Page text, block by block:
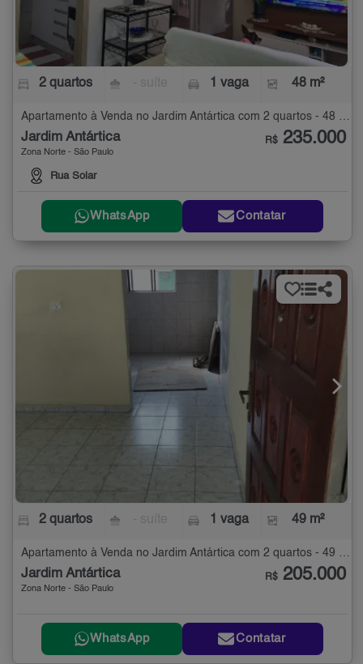
2 quartos 1 vaga 48 m²
Jardim Antártica
Zona Norte - São Paulo
Rua Solar
R$ 235.000
WhatsApp Contatar
2 quartos 1 vaga 49 m²
Jardim Antártica
Zona Norte - São Paulo
R$ 205.000
WhatsApp Contatar